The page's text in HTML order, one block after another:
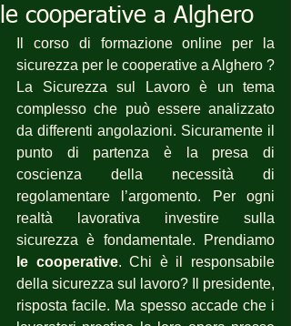
le cooperative a Alghero
Il corso di formazione online per la
sicurezza per le cooperative a Alghero ?
La Sicurezza sul Lavoro è un tema
complesso che può essere analizzato
da differenti angolazioni. Sicuramente il
punto di partenza è la presa di
coscienza della necessità di
regolamentare l’argomento. Per ogni
realtà lavorativa investire sulla
le cooperative. Chi è il responsabile
della sicurezza sul lavoro? Il presidente,
risposta facile. Ma spesso accade che i